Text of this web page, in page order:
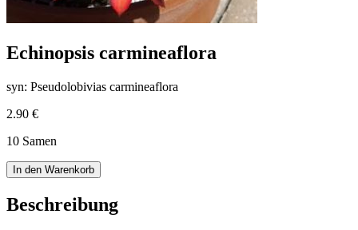
Echinopsis carmineaflora
syn: Pseudolobivias carmineaflora
2.90 €
10 Samen
In den Warenkorb
Beschreibung